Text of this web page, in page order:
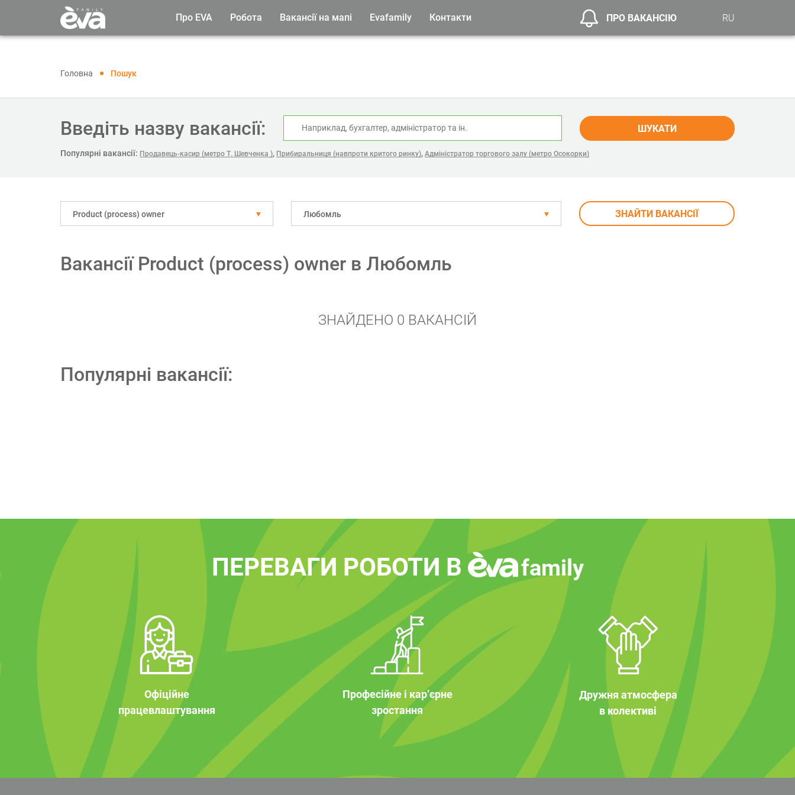
Про EVA Робота Вакансії на мапі Evafamily Контакти ПРО ВАКАНСІЮ RU
Головна Пошук
Введіть назву вакансії: ШУКАТИ
Популярні вакансії: Продавець-касир (метро Т. Шевченка ), Прибиральниця (навпроти критого ринку), Адміністратор торгового залу (метро Осокорки)
Рroduct (process) owner Любомль ЗНАЙТИ ВАКАНСІЇ
Вакансії Рroduct (process) owner в Любомль
ЗНАЙДЕНО 0 ВАКАНСІЙ
Популярні вакансії:
ПЕРЕВАГИ РОБОТИ В family
Офіційне
працевлаштування
Професійне і кар’єрне
зростання
Дружня атмосфера
в колективі